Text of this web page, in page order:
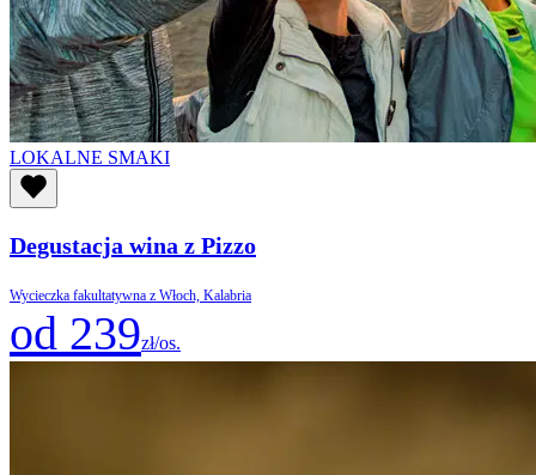
LOKALNE SMAKI
Degustacja wina z Pizzo
Wycieczka fakultatywna z Włoch, Kalabria
od 239zł/os.